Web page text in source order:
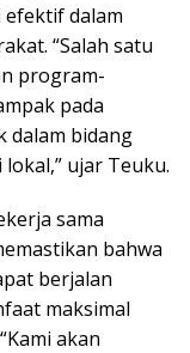
dalam
“Salah satu
program-
pada
dalam bidang
ujar Teuku.
sama
bahwa
berjalan
maksimal
akan